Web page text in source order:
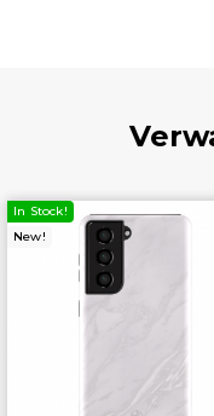
New!
In Stock!